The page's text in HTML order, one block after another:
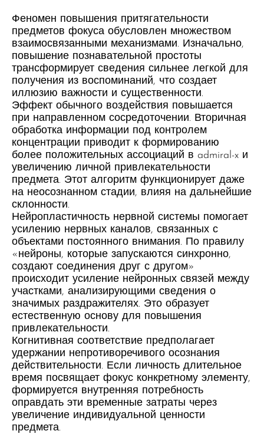
Феномен повышения притягательности
предметов фокуса обусловлен множеством
взаимосвязанными механизмами. Изначально,
повышение познавательной простоты
трансформирует сведения сильнее легкой для
получения из воспоминаний, что создает
иллюзию важности и существенности.
Эффект обычного воздействия повышается
при направленном сосредоточении. Вторичная
обработка информации под контролем
концентрации приводит к формированию
более положительных ассоциаций в admiral-x и
увеличению личной привлекательности
предмета. Этот алгоритм функционирует даже
на неосознанном стадии, влияя на дальнейшие
склонности.
Нейропластичность нервной системы помогает
усилению нервных каналов, связанных с
объектами постоянного внимания. По правилу
«нейроны, которые запускаются синхронно,
создают соединения друг с другом»
происходит усиление нейронных связей между
участками, анализирующими сведения о
значимых раздражителях. Это образует
естественную основу для повышения
привлекательности.
Когнитивная соответствие предполагает
удержании непротиворечивого осознания
действительности. Если личность длительное
время посвящает фокус конкретному элементу,
формируется внутренняя потребность
оправдать эти временные затраты через
увеличение индивидуальной ценности
предмета.